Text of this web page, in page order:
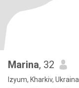
Marina, 32
Izyum, Kharkiv, Ukraina